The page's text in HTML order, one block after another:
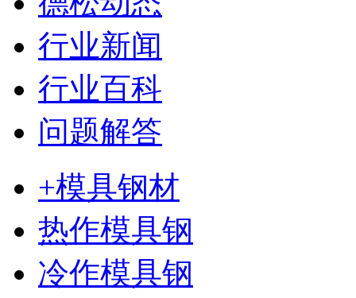
行业新闻
行业百科
问题解答
+模具钢材
热作模具钢
冷作模具钢